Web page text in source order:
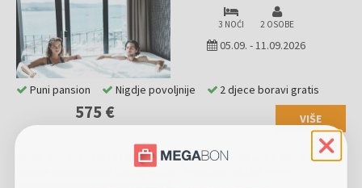
3 NOĆI 2 OSOBE
05.09. -11.09.2026
575 € VIŠE
Puni pansion Nigdje povoljnije 2 djece boravi gratis
Ilirija Resort - Hotel Ilirija - VIP premium rujansko ljeto s
punim pansionom u Biogradu - Posebna akcija